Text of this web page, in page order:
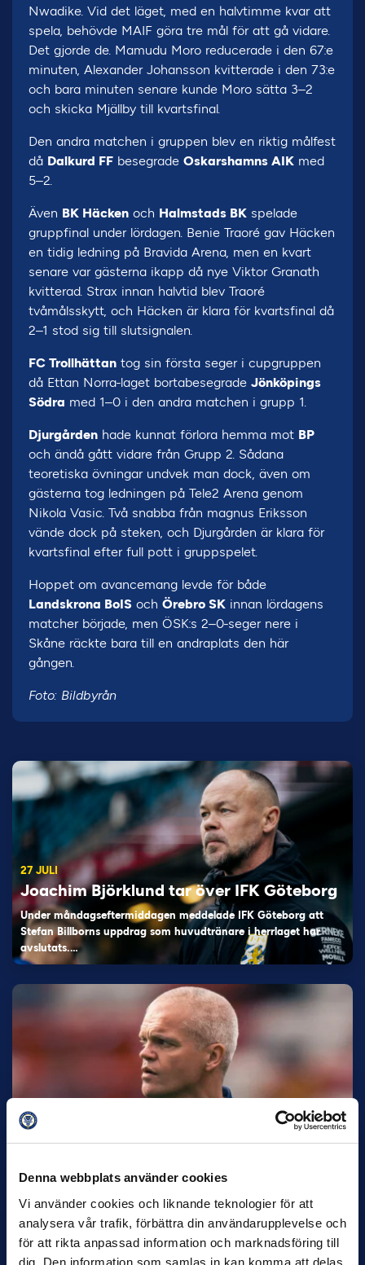
Denna webbplats använder cookies
Vi använder cookies och liknande teknologier för att
analysera vår trafik, förbättra din användarupplevelse och
för att rikta anpassad information och marknadsföring till
dig. Den information som samlas in kan komma att delas
Nwadike. Vid det läget, med en halvtimme kvar att
spela, behövde MAIF göra tre mål för att gå vidare.
Det gjorde de. Mamudu Moro reducerade i den 67:e
minuten, Alexander Johansson kvitterade i den 73:e
och bara minuten senare kunde Moro sätta 3–2
och skicka Mjällby till kvartsfinal.
Den andra matchen i gruppen blev en riktig målfest
då Dalkurd FF besegrade Oskarshamns AIK med
5–2.
Även BK Häcken och Halmstads BK spelade
gruppfinal under lördagen. Benie Traoré gav Häcken
en tidig ledning på Bravida Arena, men en kvart
senare var gästerna ikapp då nye Viktor Granath
kvitterad. Strax innan halvtid blev Traoré
tvåmålsskytt, och Häcken är klara för kvartsfinal då
2–1 stod sig till slutsignalen.
FC Trollhättan tog sin första seger i cupgruppen
då Ettan Norra-laget bortabesegrade Jönköpings
Södra med 1–0 i den andra matchen i grupp 1.
Djurgården hade kunnat förlora hemma mot BP
och ändå gått vidare från Grupp 2. Sådana
teoretiska övningar undvek man dock, även om
gästerna tog ledningen på Tele2 Arena genom
Nikola Vasic. Två snabba från magnus Eriksson
vände dock på steken, och Djurgården är klara för
kvartsfinal efter full pott i gruppspelet.
Hoppet om avancemang levde för både
Landskrona BoIS och Örebro SK innan lördagens
matcher började, men ÖSK:s 2–0-seger nere i
Skåne räckte bara till en andraplats den här
gången.
Foto: Bildbyrån
27 JULI
Joachim Björklund tar över IFK Göteborg
Under måndagseftermiddagen meddelade IFK Göteborg att
Stefan Billborns uppdrag som huvudtränare i herrlaget har
avslutats.…
30 JUNI
Helstrup ny tränare i Malmö FF
Inleder mot…